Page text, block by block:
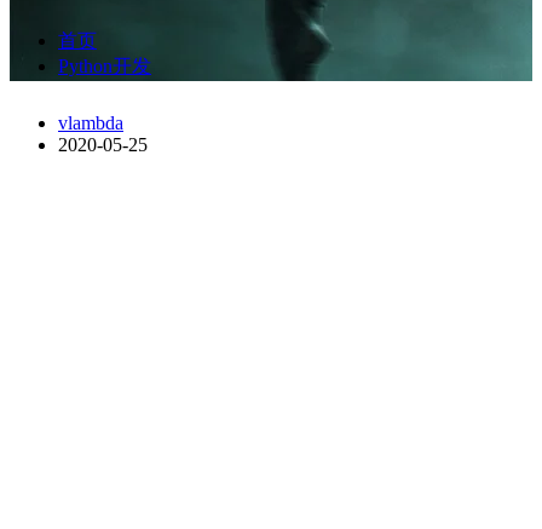
首页
Python开发
vlambda
2020-05-25